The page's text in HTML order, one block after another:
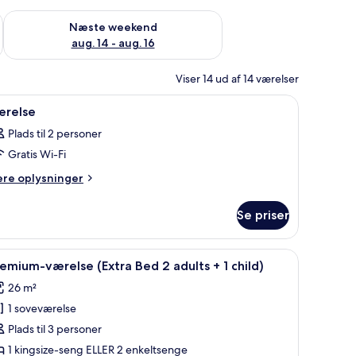
aug. 7 - aug. 9
Næste weekend
aug. 14 - aug. 16
Tjek tilgængelighed for næste weekend aug. 14 - aug. 16
Viser 14 ud af 14 værelser
et lille bord og en grå skammel.Et hotelværelse med et stort vindue, en
4
Plads til 2 personer
Gratis Wi-Fi
oplysninger
Se priser
der giver udsigt over byen, en pænt redt seng, et lille rundt bord
Et hotelværelse med en rød lænestol, et
4 værelse (Extra Bed 2 adults + 1 child)
26 m²
1 soveværelse
Plads til 3 personer
1 kingsize-seng ELLER 2 enkeltsenge